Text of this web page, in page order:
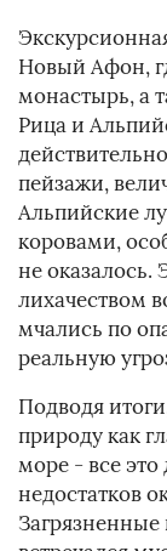
Новый Афон,
монастырь, а
Рица и
пейзажи,
Альпийские
коровами,
не оказалось.
лихачеством
мчались по
реальную
Подводя
природу как
море - все это
недостатков
Загрязненные